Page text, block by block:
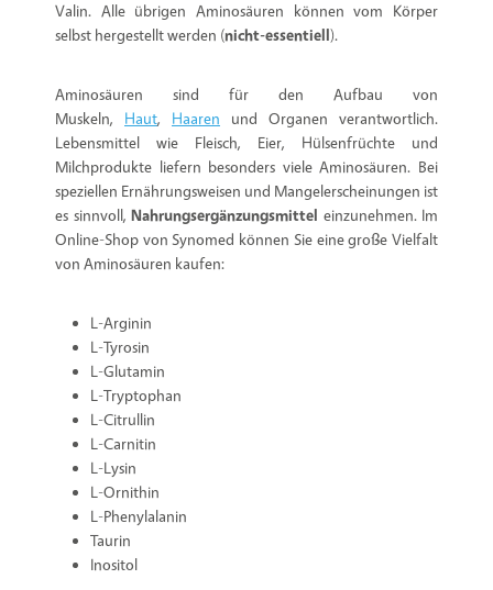
Valin. Alle übrigen Aminosäuren können vom Körper
selbst hergestellt werden (nicht-essentiell).
Aminosäuren sind für den Aufbau von
Muskeln, Haut, Haaren und Organen verantwortlich.
Lebensmittel wie Fleisch, Eier, Hülsenfrüchte und
Milchprodukte liefern besonders viele Aminosäuren. Bei
speziellen Ernährungsweisen und Mangelerscheinungen ist
es sinnvoll, Nahrungsergänzungsmittel einzunehmen. Im
Online-Shop von Synomed können Sie eine große Vielfalt
von Aminosäuren kaufen:
L-Arginin
L-Tyrosin
L-Glutamin
L-Tryptophan
L-Citrullin
L-Carnitin
L-Lysin
L-Ornithin
L-Phenylalanin
Taurin
Inositol